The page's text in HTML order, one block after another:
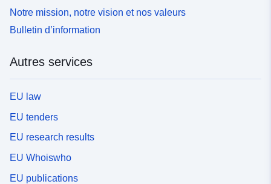
Notre mission, notre vision et nos valeurs
Bulletin d’information
Autres services
EU law
EU tenders
EU research results
EU Whoiswho
EU publications